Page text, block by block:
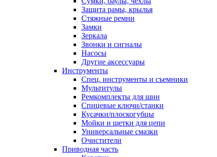
Защита рамы, крылья
Стяжные ремни
Замки
Зеркала
Звонки и сигналы
Насосы
Другие аксессуары
Инструменты
Спец. инструменты и съемники
Мультитулы
Ремкомплекты для шин
Спицевые ключи/станки
Кусачки/плоскогубцы
Мойки и щетки для цепи
Универсальные смазки
Очистители
Приводная часть